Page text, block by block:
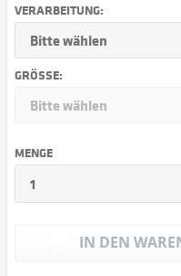
VERARBEITUNG:
GRÖSSE:
MENGE
IN DEN